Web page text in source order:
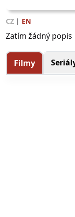
CZ | EN
Zatím žádný popis
Filmy